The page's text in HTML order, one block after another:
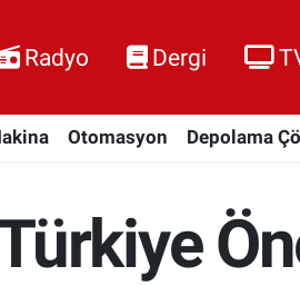
Radyo Dergi
Otomasyon Depolama